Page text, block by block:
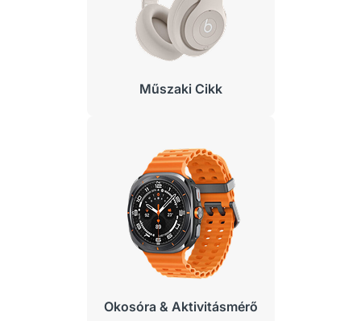
Műszaki Cikk
Okosóra & Aktivitásmérő